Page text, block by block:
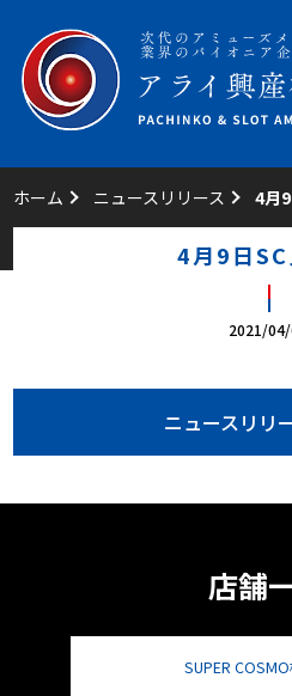
ホーム ニュースリリース 4月
4月9日
2021/
ニュースリリ
店舗
SUPER